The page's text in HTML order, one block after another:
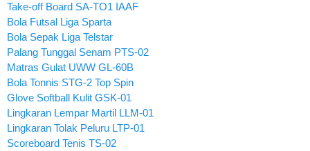
Take-off Board SA-TO1 IAAF
Bola Futsal Liga Sparta
Bola Sepak Liga Telstar
Palang Tunggal Senam PTS-02
Matras Gulat UWW GL-60B
Bola Tonnis STG-2 Top Spin
Glove Softball Kulit GSK-01
Lingkaran Lempar Martil LLM-01
Lingkaran Tolak Peluru LTP-01
Scoreboard Tenis TS-02